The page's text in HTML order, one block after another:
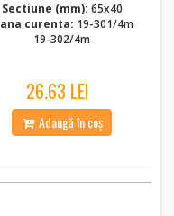
Sectiune (mm): 65x40
curenta: 19-301/4m
19-302/4m
26.63 LEI
Adaugă în coș